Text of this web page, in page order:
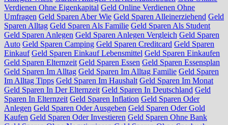
Verdienen Ohne Eigenkapital Geld Online Verdienen Ohne
Umfragen Geld Sparen Aber Wie Geld Sparen Alleinerziehend Geld
Sparen Alltag Geld Sparen Als Familie Geld Sparen Als Student
Geld Sparen Anlegen Geld Sparen Anlegen Vergleich Geld Sparen
Auto Geld Sparen Camping Geld Sparen Creditcard Geld Sparen
Einkauf Geld Sparen Einkauf Lebensmittel Geld Sparen Einkaufen
Geld Sparen Elternzeit Geld Sparen Essen Geld Sparen Essensplan
Geld Sparen Im Alltag Geld Sparen Im Alltag Familie Geld Sparen
Im Alltag Tipps Geld Sparen Im Haushalt Geld Sparen Im Monat
Geld Sparen In Der Elternzeit Geld Sparen In Deutschland Geld
Sparen In Elternzeit Geld Sparen Inflation Geld Sparen Oder
Anlegen Geld Sparen Oder Ausgeben Geld Sparen Oder Gold
Kaufen Geld Sparen Oder Investieren Geld Sparen Ohne Bank